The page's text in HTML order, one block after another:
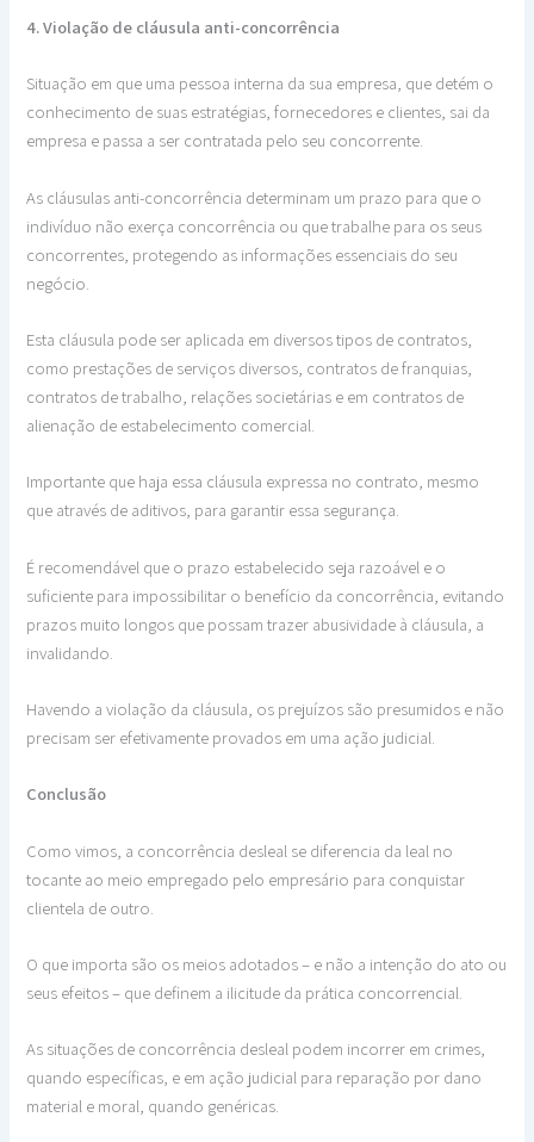
4. Violação de cláusula anti-concorrência
Situação em que uma pessoa interna da sua empresa, que detém o
conhecimento de suas estratégias, fornecedores e clientes, sai da
empresa e passa a ser contratada pelo seu concorrente.
As cláusulas anti-concorrência determinam um prazo para que o
indivíduo não exerça concorrência ou que trabalhe para os seus
concorrentes, protegendo as informações essenciais do seu
negócio.
Esta cláusula pode ser aplicada em diversos tipos de contratos,
como prestações de serviços diversos, contratos de franquias,
contratos de trabalho, relações societárias e em contratos de
alienação de estabelecimento comercial.
Importante que haja essa cláusula expressa no contrato, mesmo
que através de aditivos, para garantir essa segurança.
É recomendável que o prazo estabelecido seja razoável e o
suficiente para impossibilitar o benefício da concorrência, evitando
prazos muito longos que possam trazer abusividade à cláusula, a
invalidando.
Havendo a violação da cláusula, os prejuízos são presumidos e não
precisam ser efetivamente provados em uma ação judicial.
Conclusão
Como vimos, a concorrência desleal se diferencia da leal no
tocante ao meio empregado pelo empresário para conquistar
clientela de outro.
O que importa são os meios adotados – e não a intenção do ato ou
seus efeitos – que definem a ilicitude da prática concorrencial.
As situações de concorrência desleal podem incorrer em crimes,
quando específicas, e em ação judicial para reparação por dano
material e moral, quando genéricas.